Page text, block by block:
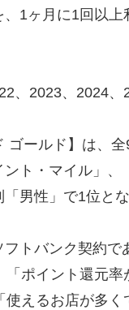
1ヶ月に1回以
、2023、2024、
ールド】は、
ト・マイル」
男性」で1位とな
トバンク契約で
「ポイント還元
えるお店が多